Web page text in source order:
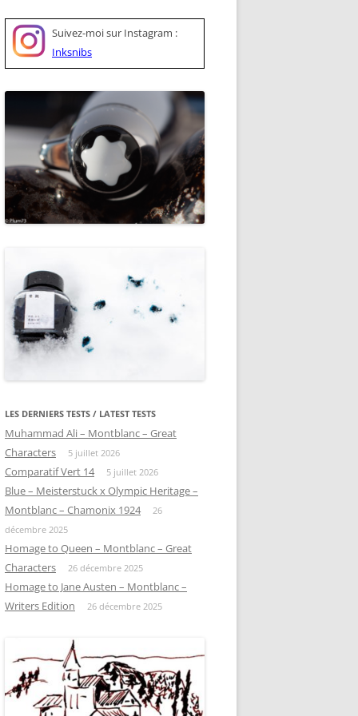
Suivez-moi sur Instagram :
Inksnibs
LES DERNIERS TESTS / LATEST TESTS
Muhammad Ali – Montblanc – Great
Characters
5 juillet 2026
Comparatif Vert 14 5 juillet 2026
Blue – Meisterstuck x Olympic Heritage –
Montblanc – Chamonix 1924
26
décembre 2025
Homage to Queen – Montblanc – Great
Characters
26 décembre 2025
Homage to Jane Austen – Montblanc –
Writers Edition
26 décembre 2025